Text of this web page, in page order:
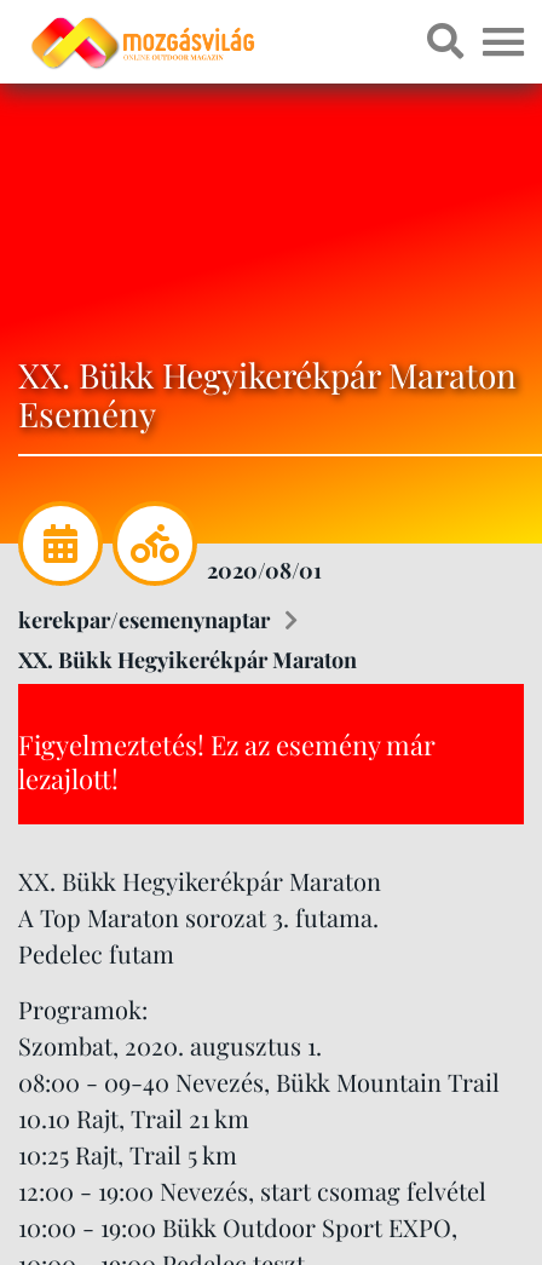
XX. Bükk Hegyikerékpár Maraton
Esemény
2020/08/01
kerekpar/esemenynaptar
XX. Bükk Hegyikerékpár Maraton
Figyelmeztetés! Ez az esemény már
lezajlott!
XX. Bükk Hegyikerékpár Maraton
A Top Maraton sorozat 3. futama.
Pedelec futam
Programok:
Szombat, 2020. augusztus 1.
08:00 - 09-40 Nevezés, Bükk Mountain Trail
10.10 Rajt, Trail 21 km
10:25 Rajt, Trail 5 km
12:00 - 19:00 Nevezés, start csomag felvétel
10:00 - 19:00 Bükk Outdoor Sport EXPO,